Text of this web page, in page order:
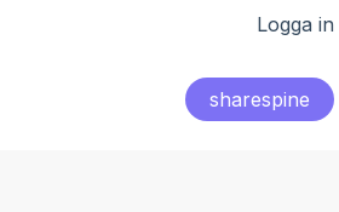
Logga in
sharespine